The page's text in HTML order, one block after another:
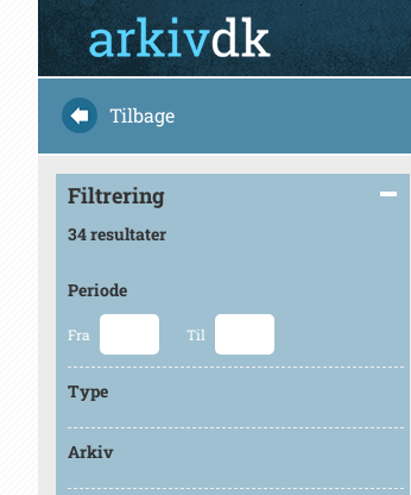
Tilbage
Filtrering
34 resultater
Periode
Fra Til
Type
Arkiv